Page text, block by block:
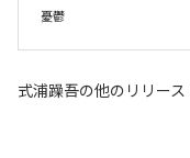
憂鬱
式浦躁吾の他のリリース